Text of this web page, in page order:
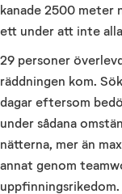
kanade 2500 meter
ett under att inte
29 personer
räddningen kom.
dagar eftersom
under sådana
nätterna, mer än
annat genom